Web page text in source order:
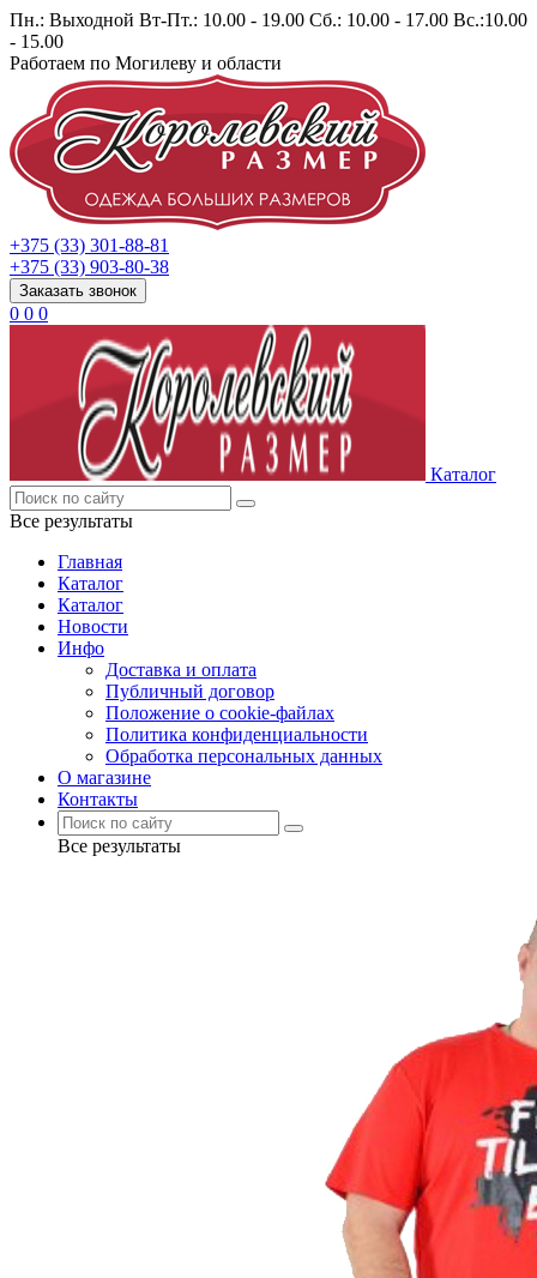
Пн.: Выходной Вт-Пт.: 10.00 - 19.00 Сб.: 10.00 - 17.00 Вс.:10.00
- 15.00
Работаем по Могилеву и области
+375 (33) 301-88-81
+375 (33) 903-80-38
Заказать звонок
0 0 0
Каталог
Все результаты
Главная
Каталог
Каталог
Новости
Инфо
Доставка и оплата
Публичный договор
Положение о cookie-файлах
Политика конфиденциальности
Обработка персональных данных
О магазине
Контакты
Все результаты